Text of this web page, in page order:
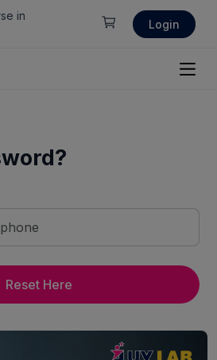
in
Login
Reset Here